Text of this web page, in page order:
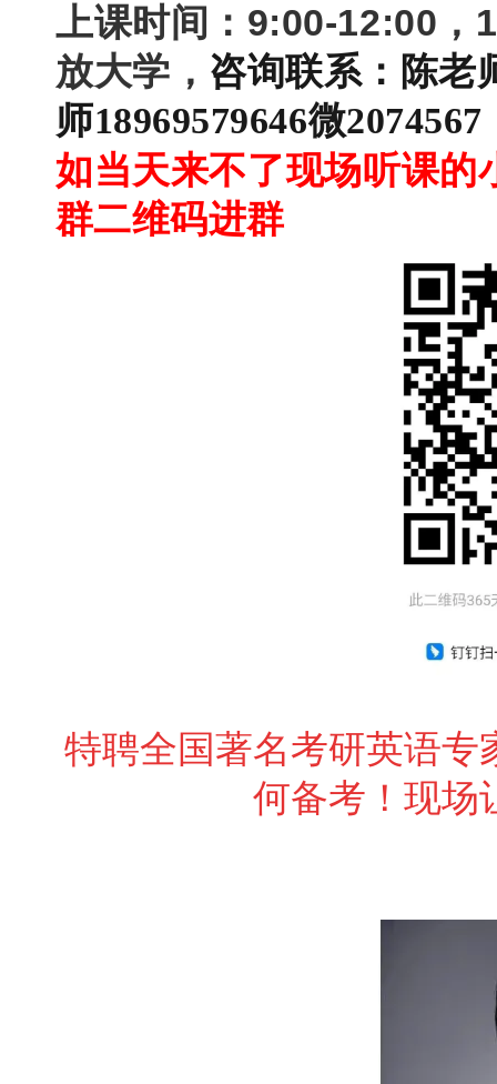
上课时间：9:00-12:00，
放大学， 咨询联系： 陈老
师18969579646微2074567
如当天来不了现场听课的
群二维码进群
特聘全国著名考研英语
何备考！现场